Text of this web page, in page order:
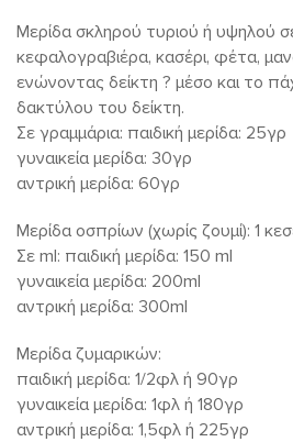
Μερίδα σκληρού τυριού ή υψηλού
κεφαλογραβιέρα, κασέρι, φέτα,
ενώνοντας δείκτη ? μέσο και το
δακτύλου του δείκτη.
Σε γραμμάρια: παιδική μερίδα: 25γρ
γυναικεία μερίδα: 30γρ
αντρική μερίδα: 60γρ
Μερίδα οσπρίων (χωρίς ζουμί): 1
Σε ml: παιδική μερίδα: 150 ml
γυναικεία μερίδα: 200ml
αντρική μερίδα: 300ml
Μερίδα ζυμαρικών:
παιδική μερίδα: 1/2φλ ή 90γρ
γυναικεία μερίδα: 1φλ ή 180γρ
αντρική μερίδα: 1,5φλ ή 225γρ